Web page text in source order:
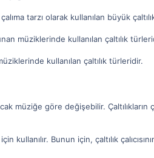
tarzı olarak kullanılan büyük
müziklerinde kullanılan çaltılık
kullanılan çaltılık türleridir.
müziğe göre değişebilir.
kullanılır. Bunun için, çaltılık